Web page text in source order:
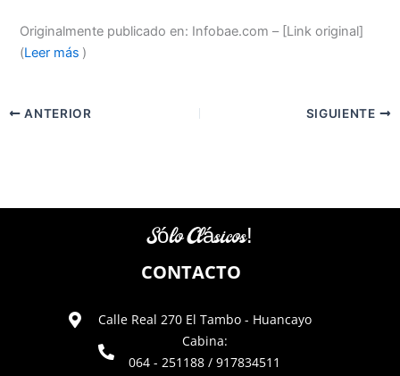
Originalmente publicado en: Infobae.com – [Link original]
(Leer más )
ANTERIOR SIGUIENTE
Sólo Clásicos!
CONTACTO
Calle Real 270 El Tambo - Huancayo
Cabina:
064 - 251188 / 917834511